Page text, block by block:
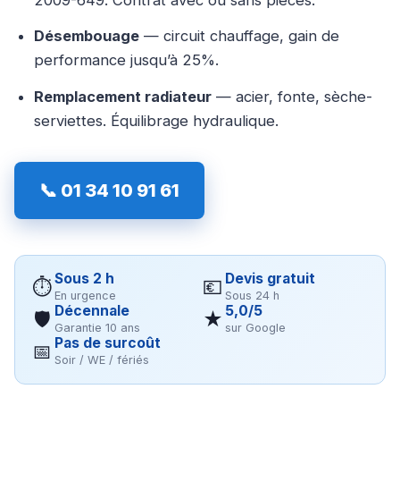
Désembouage — circuit chauffage, gain de
performance jusqu’à 25%.
Remplacement radiateur — acier, fonte, sèche-
serviettes. Équilibrage hydraulique.
📞 01 34 10 91 61
⏱Sous 2 h
En urgence 💶 Devis gratuit
Sous 24 h
🛡 Décennale
Garantie 10 ans ★ 5,0/5
sur Google
📅 Pas de surcoût
Soir / WE / fériés